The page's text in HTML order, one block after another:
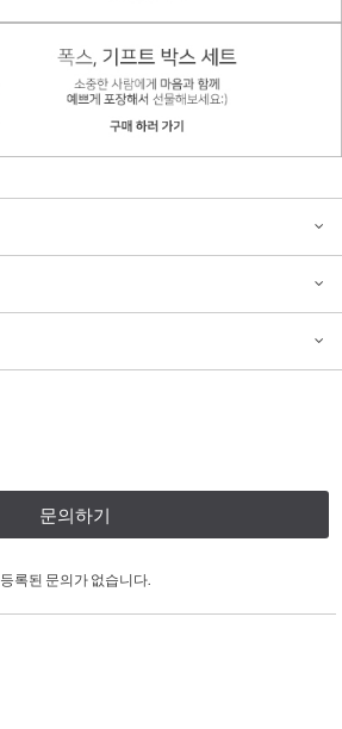
문의하기
등록된 문의가 없습니다.